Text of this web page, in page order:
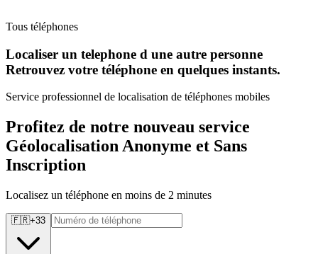
Tous téléphones
Localiser un telephone d une autre personne
Retrouvez votre téléphone en quelques instants.
Service professionnel de localisation de téléphones mobiles
Profitez de notre nouveau service
Géolocalisation Anonyme et Sans
Inscription
Localisez un téléphone en moins de 2 minutes
🇫🇷+33